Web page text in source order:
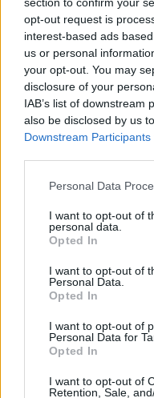
opt-out request is
interest-based ads
us or personal
your opt-out. You may
disclosure of your
IAB’s list of downstream
also be disclosed by us
Downstream Participants
Please note that this
not limited to your visit
grant or deny consent to
use your data for below
consent section.
Personal Data
I want to opt-out of
personal data.
Opted In
I want to opt-out of
Personal Data.
Opted In
I want to opt-out of
Personal Data for
Opted In
I want to opt-out of
Retention, Sale,
Ricevi
da
Condividi l'articolo
F
a
ce
b
o
k
T
w
it
te
Pi
n
te
re
st
NOTIZIE RECENTI
Olbia, le